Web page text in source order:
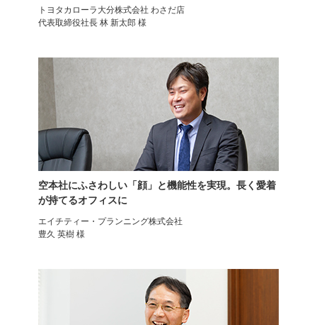
オフィスチェア
スチールケース シリーズワン
オフィスチェア
プラス ベネス
トヨタカローラ大分株式会社 わさだ店
代表取締役社長 林 新太郎 様
空本社にふさわしい「顔」と機能性を実現。長く愛着
が持てるオフィスに
エイチティー・プランニング株式会社
豊久 英樹 様